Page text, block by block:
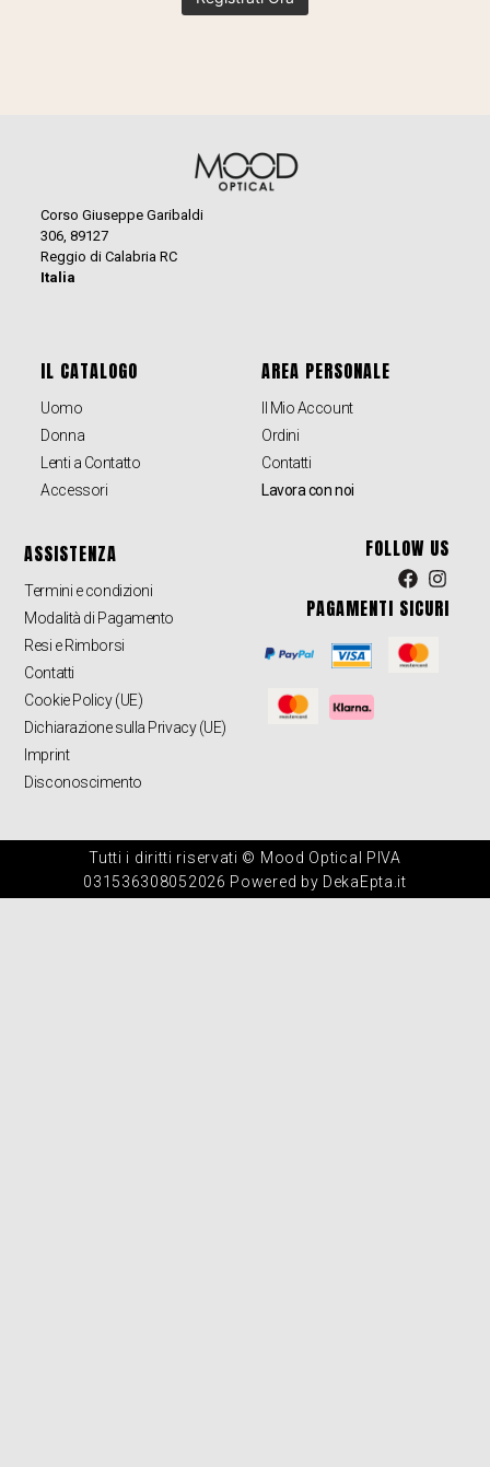
Corso Giuseppe Garibaldi
306, 89127
Reggio di Calabria RC
Italia
IL CATALOGO
Uomo
Donna
Lenti a Contatto
Accessori
AREA PERSONALE
Il Mio Account
Ordini
Contatti
Lavora con noi
ASSISTENZA
Termini e condizioni
Modalità di Pagamento
Resi e Rimborsi
Contatti
Cookie Policy (UE)
Dichiarazione sulla Privacy (UE)
Imprint
Disconoscimento
FOLLOW US
PAGAMENTI SICURI
Tutti i diritti riservati © Mood Optical PIVA
031536308052026 Powered by DekaEpta.it